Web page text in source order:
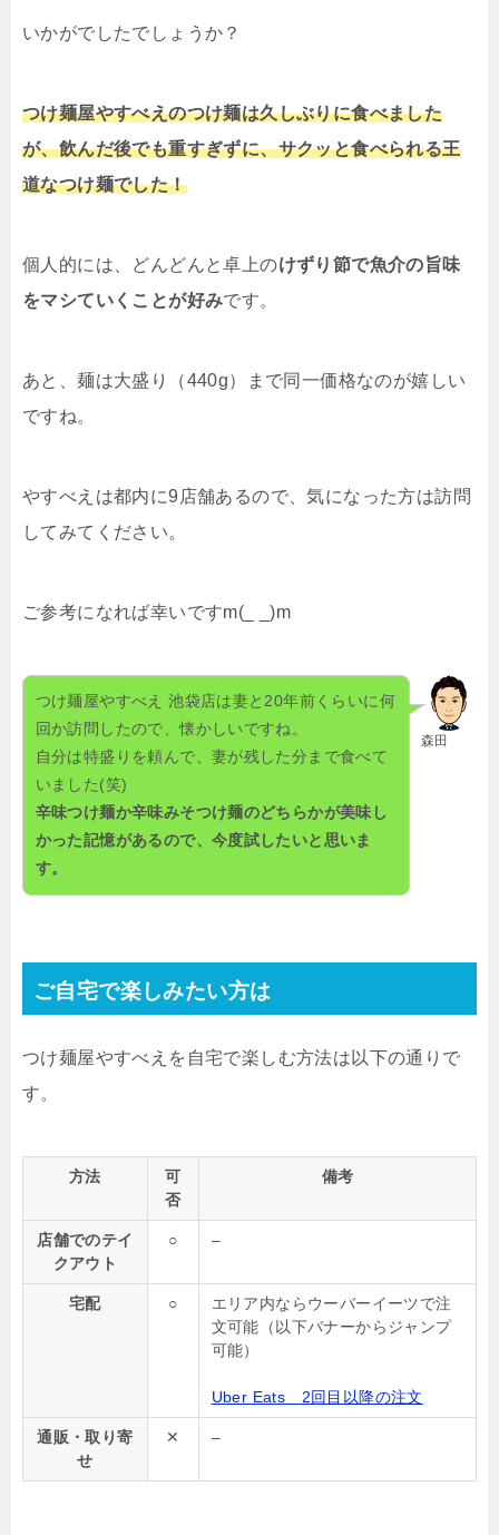
いかがでしたでしょうか？
つけ麺屋やすべえのつけ麺は久しぶりに食べました
が、飲んだ後でも重すぎずに、サクッと食べられる王
道なつけ麺でした！
個人的には、どんどんと卓上のけずり節で魚介の旨味
をマシていくことが好みです。
あと、麺は大盛り（440g）まで同一価格なのが嬉しい
ですね。
やすべえは都内に9店舗あるので、気になった方は訪問
してみてください。
ご参考になれば幸いですm(_ _)m
森田
つけ麺屋やすべえ 池袋店は妻と20年前くらいに何
回か訪問したので、懐かしいですね。
自分は特盛りを頼んで、妻が残した分まで食べて
いました(笑)
辛味つけ麺か辛味みそつけ麺のどちらかが美味し
かった記憶があるので、今度試したいと思いま
す。
ご自宅で楽しみたい方は
つけ麺屋やすべえを自宅で楽しむ方法は以下の通りで
す。
方法
可
否
備考
店舗でのテイ
クアウト
○ –
宅配 ○
エリア内ならウーバーイーツで注
文可能（以下バナーからジャンプ
可能）
Uber Eats 2回目以降の注文
通販・取り寄
せ
✕ –